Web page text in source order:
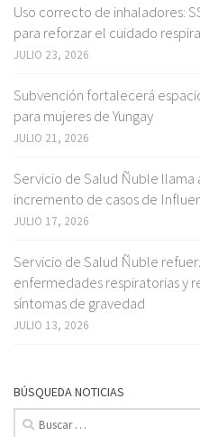
Uso correcto de inhaladores:
para reforzar el cuidado
JULIO 23, 2026
Subvención fortalecerá
para mujeres de Yungay
JULIO 21, 2026
Servicio de Salud Ñuble
incremento de casos de
JULIO 17, 2026
Servicio de Salud Ñuble
enfermedades respiratorias y
síntomas de gravedad
JULIO 13, 2026
BÚSQUEDA NOTICIAS
Buscar: